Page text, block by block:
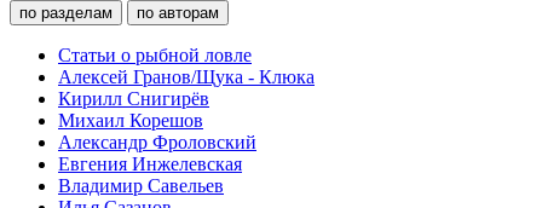
по разделам по авторам
Статьи о рыбной ловле
Алексей Гранов/Щука - Клюка
Кирилл Снигирёв
Михаил Корешов
Александр Фроловский
Евгения Инжелевская
Владимир Савельев